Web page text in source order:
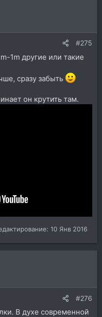
#275
1m другие или такие
сразу забыть
он крутить там.
10 Янв 2016
#276
В духе современной